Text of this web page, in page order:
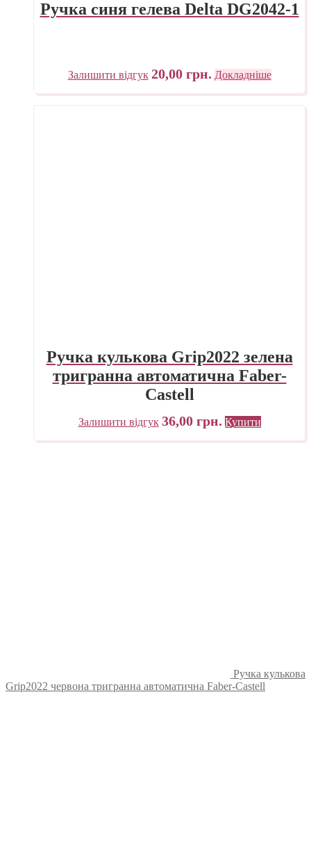
Ручка синя гелева Delta DG2042-1
Залишити відгук 20,00 грн. Докладніше
Ручка кулькова Grip2022 зелена
тригранна автоматична Faber-
Castell
Залишити відгук 36,00 грн. Купити
Ручка кулькова
Grip2022 червона тригранна автоматична Faber-Castell